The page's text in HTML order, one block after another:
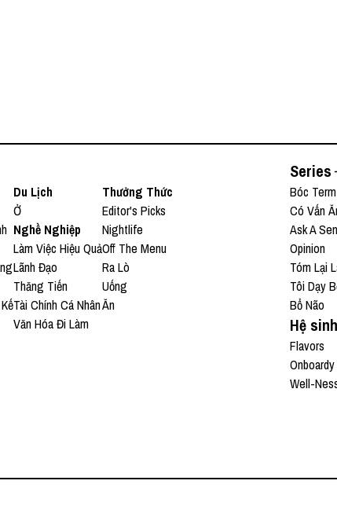
Du Lịch
Ở
Nghề Nghiệp
Làm Việc Hiệu Quả
Lãnh Đạo
Thăng Tiến
Tài Chính Cá Nhân
Văn Hóa Đi Làm
Thưởng Thức
Editor's Picks
Nightlife
Off The Menu
Ra Lò
Uống
Ăn
Series
Bóc Term
Có Vấn
Ask A
Opinion
Tóm Lại
Tôi Dạy
Bổ Não
Hệ
Flavors
Onboardy
Well-